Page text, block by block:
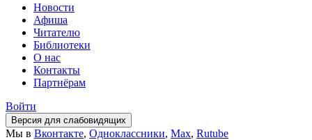
Новости
Афиша
Читателю
Библиотеки
О нас
Контакты
Партнёрам
Войти
Версия для слабовидящих
Мы в Вконтакте, Одноклассники, Max, Rutube